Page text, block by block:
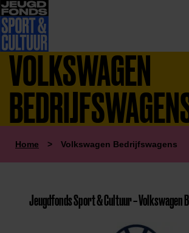
VOLKSWAGEN
Home > Volkswagen Bedrijfswagens
Jeugdfonds Sport & Cultuur – Volkswagen